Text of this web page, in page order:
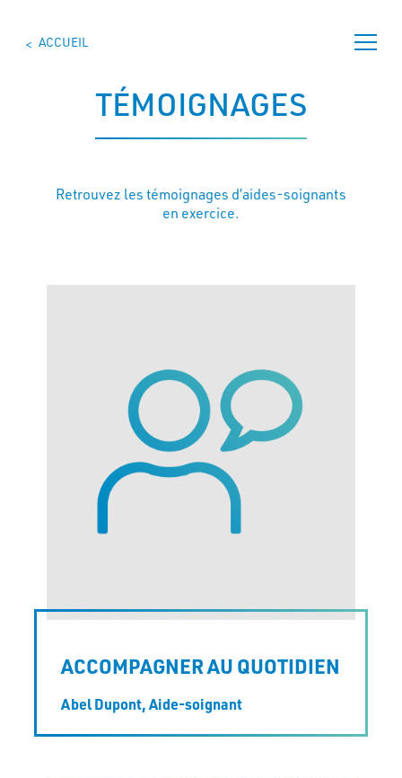
contentACCUEIL
>
TÉMOIGNAGES
Retrouvez les témoignages d’aides-soignants
en exercice.
ACCOMPAGNER AU QUOTIDIEN
Abel Dupont,Aide-soignant